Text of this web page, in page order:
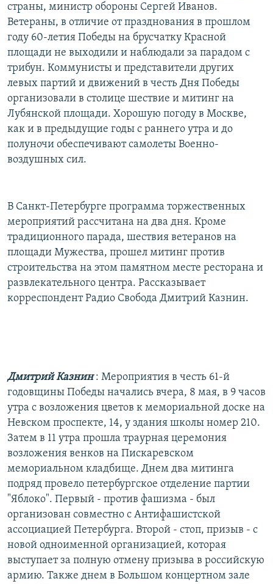
страны, министр обороны Сергей Иванов.
Ветераны, в отличие от празднования в прошлом
году 60-летия Победы на брусчатку Красной
площади не выходили и наблюдали за парадом с
трибун. Коммунисты и представители других
левых партий и движений в честь Дня Победы
организовали в столице шествие и митинг на
Лубянской площади. Хорошую погоду в Москве,
как и в предыдущие годы с раннего утра и до
полуночи обеспечивают самолеты Военно-
воздушных сил.
В Санкт-Петербурге программа торжественных
мероприятий рассчитана на два дня. Кроме
традиционного парада, шествия ветеранов на
площади Мужества, прошел митинг против
строительства на этом памятном месте ресторана и
развлекательного центра. Рассказывает
корреспондент Радио Свобода Дмитрий Казнин.
Дмитрий Казнин: Мероприятия в честь 61-й
годовщины Победы начались вчера, 8 мая, в 9 часов
утра с возложения цветов к мемориальной доске на
Невском проспекте, 14, у здания школы номер 210.
Затем в 11 утра прошла траурная церемония
возложения венков на Пискаревском
мемориальном кладбище. Днем два митинга
подряд провело петербургское отделение партии
"Яблоко". Первый - против фашизма - был
организован совместно с Антифашистской
ассоциацией Петербурга. Второй - стоп, призыв - с
новой одноименной организацией, которая
выступает за полную отмену призыва в российскую
армию. Также днем в Большом концертном зале